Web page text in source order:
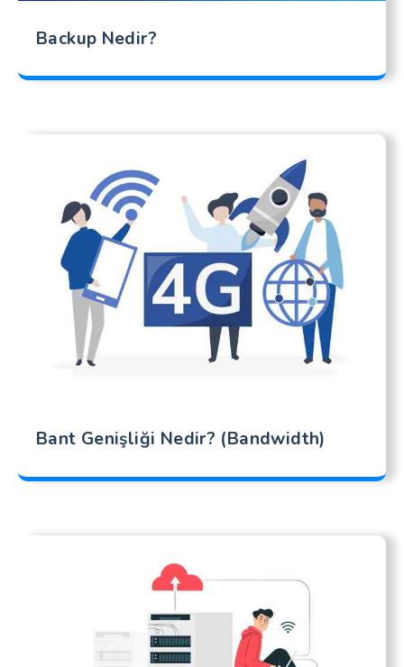
Backup Nedir?
Bant Genişliği Nedir? (Bandwidth)